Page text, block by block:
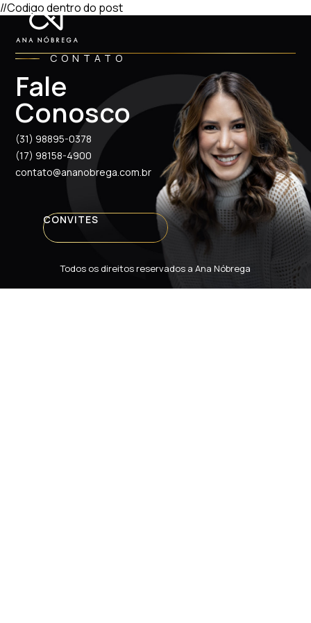
//Codigo dentro do post
CONTATO
Fale
Conosco
(31) 98895-0378
(17) 98158-4900
contato@ananobrega.com.br
CONVITES
Todos os direitos reservados a Ana Nóbrega